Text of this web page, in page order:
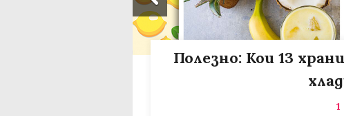
Полезно: Кои 13